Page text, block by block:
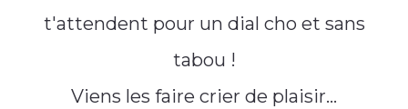
t'attendent pour un dial cho et sans
tabou !
Viens les faire crier de plaisir...